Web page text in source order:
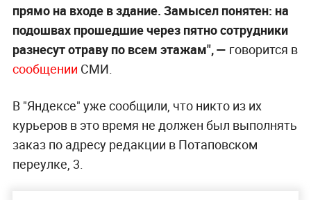
прямо на входе в здание. Замысел понятен: на
подошвах прошедшие через пятно сотрудники
разнесут отраву по всем этажам", — говорится в
сообщении СМИ.
В "Яндексе" уже сообщили, что никто из их
курьеров в это время не должен был выполнять
заказ по адресу редакции в Потаповском
переулке, 3.